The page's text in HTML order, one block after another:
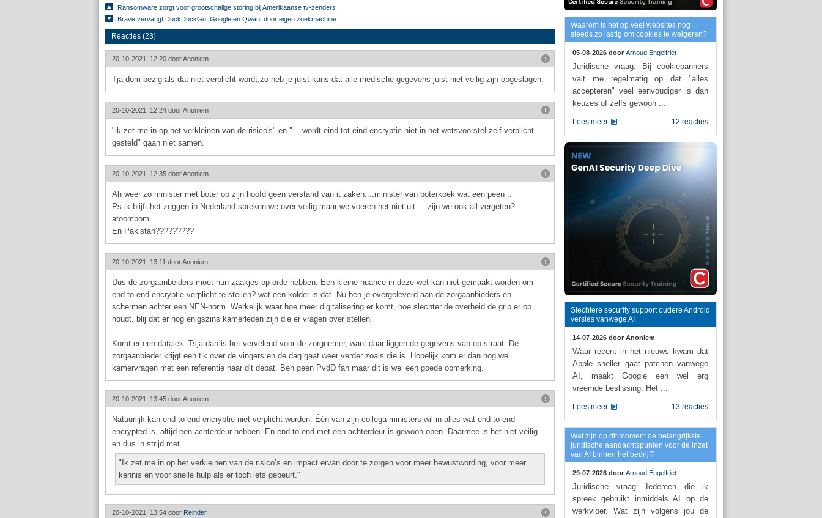
Ransomware zorgt voor grootschalige storing bij Amerikaanse tv-zenders
Brave vervangt DuckDuckGo, Google en Qwant door eigen zoekmachine
Reacties (23)
20-10-2021, 12:20 doorAnoniem
Tja dom bezig als dat niet verplicht wordt,zo heb je juist kans dat alle medische gegevens juist niet veilig zijn opgeslagen.
20-10-2021, 12:24 doorAnoniem
"ik zet me in op het verkleinen van de risico's" en "... wordt eind-tot-eind encryptie niet in het wetsvoorstel zelf verplicht
gesteld" gaan niet samen.
20-10-2021, 12:35 doorAnoniem
Ah weer zo minister met boter op zijn hoofd geen verstand van it zaken....minister van boterkoek wat een peen ..
Ps ik blijft het zeggen in Nederland spreken we over veilig maar we voeren het niet uit ....zijn we ook all vergeten?
atoombom.
En Pakistan?????????
20-10-2021, 13:11 doorAnoniem
Dus de zorgaanbeiders moet hun zaakjes op orde hebben. Een kleine nuance in deze wet kan niet gemaakt worden om
end-to-end encryptie verplicht te stellen? wat een kolder is dat. Nu ben je overgeleverd aan de zorgaanbieders en
schermen achter een NEN-norm. Werkelijk waar hoe meer digitalisering er komt, hoe slechter de overheid de grip er op
houdt. blij dat er nog enigszins kamerleden zijn die er vragen over stellen.
Komt er een datalek. Tsja dan is het vervelend voor de zorgnemer, want daar liggen de gegevens van op straat. De
zorgaanbieder krijgt een tik over de vingers en de dag gaat weer verder zoals die is. Hopelijk kom er dan nog wel
kamervragen met een referentie naar dit debat. Ben geen PvdD fan maar dit is wel een goede opmerking.
20-10-2021, 13:45 doorAnoniem
Natuurlijk kan end-to-end encryptie niet verplicht worden. Één van zijn collega-ministers wil in alles wat end-to-end
encrypted is, altijd een achterdeur hebben. En end-to-end met een achterdeur is gewoon open. Daarmee is het niet veilig
en dus in strijd met
"Ik zet me in op het verkleinen van de risico’s en impact ervan door te zorgen voor meer bewustwording, voor meer
kennis en voor snelle hulp als er toch iets gebeurt."
20-10-2021, 13:54 door Reinder
Waarom is het op veel websites nog
steeds zo lastig om cookies te weigeren?
05-08-2026 door Arnoud Engelfriet
Juridische vraag: Bij cookiebanners
valt me regelmatig op dat "alles
accepteren" veel eenvoudiger is dan
keuzes of zelfs gewoon ...
12 reacties
Lees meer
Slechtere security support oudere Android
versies vanwege AI
14-07-2026 door Anoniem
Waar recent in het nieuws kwam dat
Apple sneller gaat patchen vanwege
AI, maakt Google een wel erg
vreemde beslissing: Het ...
13 reacties
Lees meer
Wat zijn op dit moment de belangrijkste
juridische aandachtspunten voor de inzet
van AI binnen het bedrijf?
29-07-2026 door Arnoud Engelfriet
Juridische vraag: Iedereen die ik
spreek gebruikt inmiddels AI op de
werkvloer. Wat zijn volgens jou de